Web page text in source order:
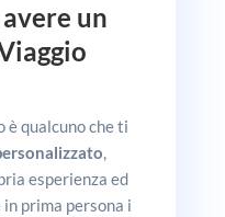
un
è qualcuno che ti
,
esperienza ed
prima persona i